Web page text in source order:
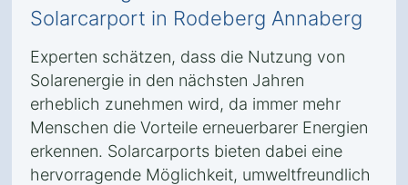
Solarcarport in Rodeberg Annaberg
Experten schätzen, dass die Nutzung von
Solarenergie in den nächsten Jahren
erheblich zunehmen wird, da immer mehr
Menschen die Vorteile erneuerbarer Energien
erkennen. Solarcarports bieten dabei eine
hervorragende Möglichkeit, umweltfreundlich